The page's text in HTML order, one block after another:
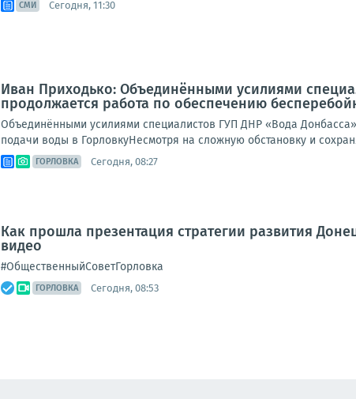
СМИ Сегодня, 11:30
Иван Приходько: Объединёнными усилиями
продолжается работа по обеспечению
Объединёнными усилиями специалистов ГУП ДНР «Вода
подачи воды в ГорловкуНесмотря на сложную обстановку и
ГОРЛОВКА Сегодня, 08:27
Как прошла презентация стратегии развития
видео
#ОбщественныйСоветГорловка
ГОРЛОВКА Сегодня, 08:53